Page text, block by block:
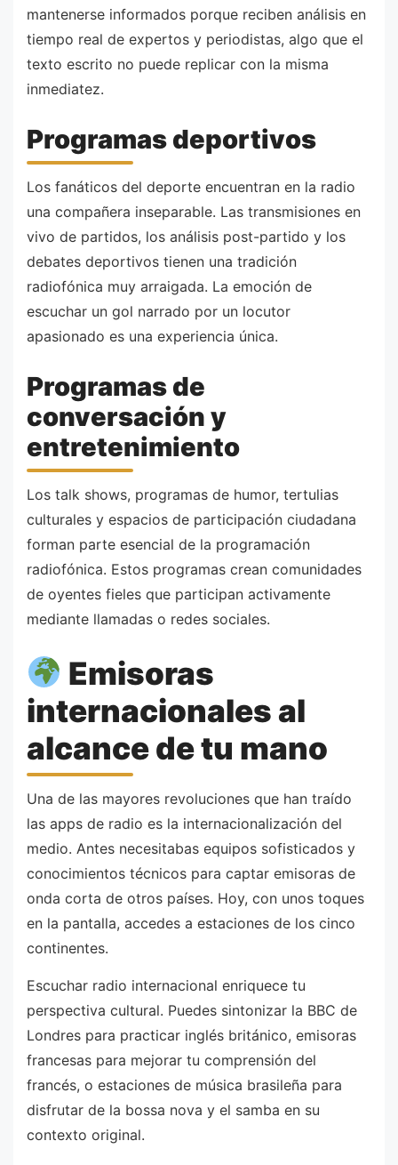
mantenerse informados porque reciben análisis en
tiempo real de expertos y periodistas, algo que el
texto escrito no puede replicar con la misma
inmediatez.
Programas deportivos
Los fanáticos del deporte encuentran en la radio
una compañera inseparable. Las transmisiones en
vivo de partidos, los análisis post-partido y los
debates deportivos tienen una tradición
radiofónica muy arraigada. La emoción de
escuchar un gol narrado por un locutor
apasionado es una experiencia única.
Programas de
conversación y
entretenimiento
Los talk shows, programas de humor, tertulias
culturales y espacios de participación ciudadana
forman parte esencial de la programación
radiofónica. Estos programas crean comunidades
de oyentes fieles que participan activamente
mediante llamadas o redes sociales.
Emisoras
internacionales al
alcance de tu mano
Una de las mayores revoluciones que han traído
las apps de radio es la internacionalización del
medio. Antes necesitabas equipos sofisticados y
conocimientos técnicos para captar emisoras de
onda corta de otros países. Hoy, con unos toques
en la pantalla, accedes a estaciones de los cinco
continentes.
Escuchar radio internacional enriquece tu
perspectiva cultural. Puedes sintonizar la BBC de
Londres para practicar inglés británico, emisoras
francesas para mejorar tu comprensión del
francés, o estaciones de música brasileña para
disfrutar de la bossa nova y el samba en su
contexto original.